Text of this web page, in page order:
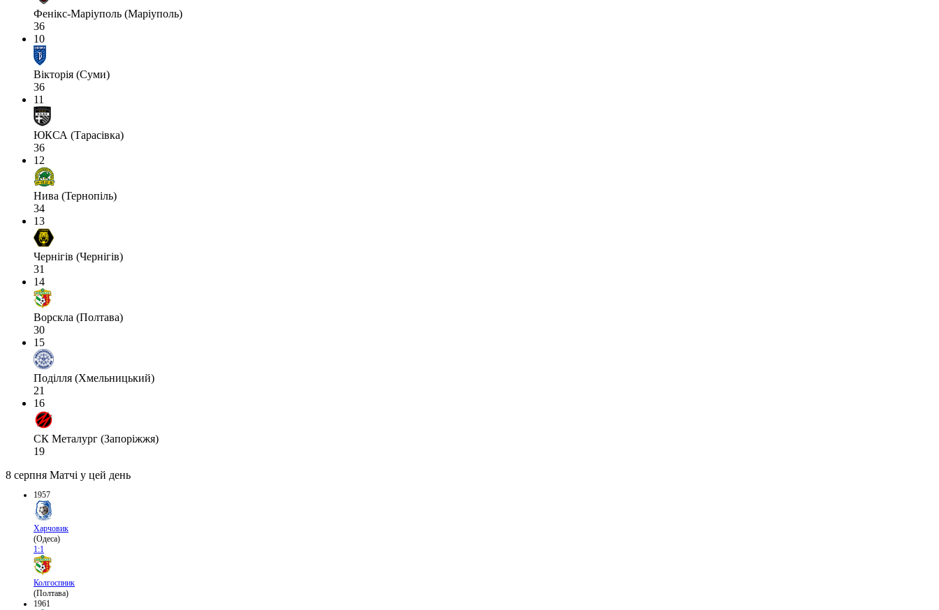
Фенікс-Маріуполь (Маріуполь)
36
10
Вікторія (Суми)
36
11
ЮКСА (Тарасівка)
36
12
Нива (Тернопіль)
34
13
Чернігів (Чернігів)
31
14
Ворскла (Полтава)
30
15
Поділля (Хмельницький)
21
16
СК Металург (Запоріжжя)
19
8 серпня Матчі у цей день
1957
Харчовик
(Одеса)
1:1
Колгоспник
(Полтава)
1961